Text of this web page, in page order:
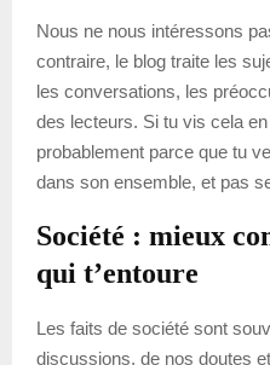
Nous ne nous intéressons
contraire, le blog traite les
les conversations, les
des lecteurs. Si tu vis cela
probablement parce que tu
dans son ensemble, et pas
Société : mieux
qui t’entoure
Les faits de société sont
discussions, de nos doutes